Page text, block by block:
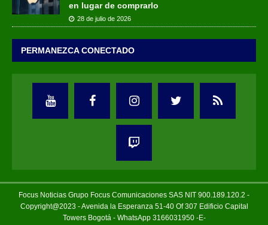
en lugar de comprarlo
28 de julio de 2026
PERMANEZCA CONECTADO
Focus Noticias Grupo Focus Comunicaciones SAS NIT 900.189.120.2 -
Copyright@2023 - Avenida la Esperanza 51-40 Of 307 Edificio Capital
Towers Bogotá - WhatsApp 3166031950 -E-